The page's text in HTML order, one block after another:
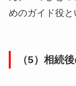
めのガイド役と
（5）相続